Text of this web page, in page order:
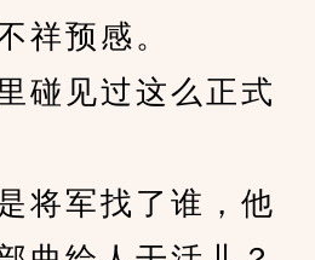
预感。
见过这么正式
军找了谁，他